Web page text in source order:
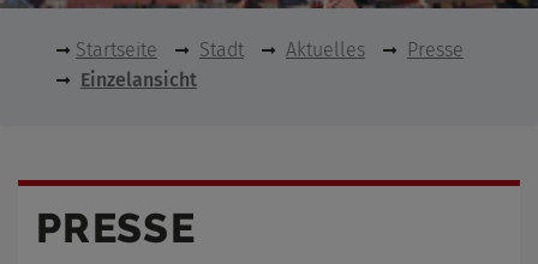
Startseite Stadt Aktuelles
Presse
Einzelansicht
PRESSE